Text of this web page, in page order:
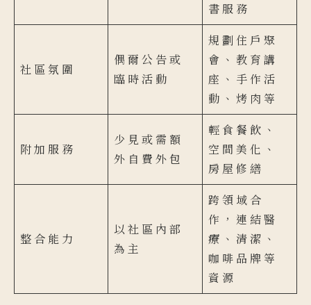
書服務
社區氛圍
偶爾公告或
臨時活動
規劃住戶聚
會、教育講
座、手作活
動、烤肉等
附加服務
少見或需額
外自費外包
輕食餐飲、
空間美化、
房屋修繕
整合能力
以社區內部
為主
跨領域合
作，連結醫
療、清潔、
咖啡品牌等
資源